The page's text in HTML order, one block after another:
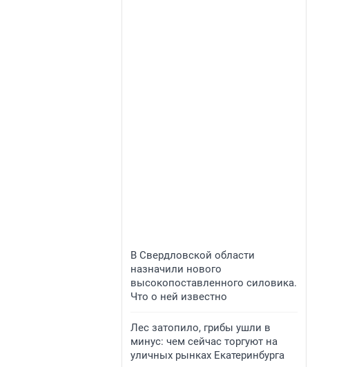
В Свердловской области
назначили нового
высокопоставленного силовика.
Что о ней известно
Лес затопило, грибы ушли в
минус: чем сейчас торгуют на
уличных рынках Екатеринбурга